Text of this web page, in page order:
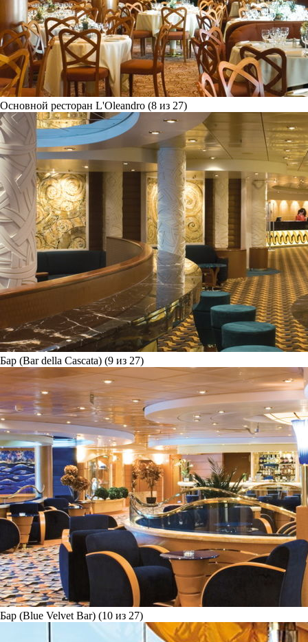
Основной ресторан L'Oleandro (8 из 27)
Бар (Bar della Cascata) (9 из 27)
Бар (Blue Velvet Bar) (10 из 27)